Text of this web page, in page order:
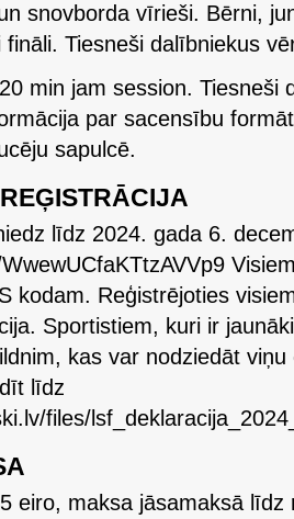
snovborda vīrieši. Bērni,
fināli. Tiesneši dalībniekus
min jam session. Tiesneši
par sacensību
sapulcē.
līdz 2024. gada 6.
kodam. Reģistrējoties
Sportistiem, kuri ir
kas var nodziedāt
līdz
files/
eiro, maksa jāsamaksā līdz